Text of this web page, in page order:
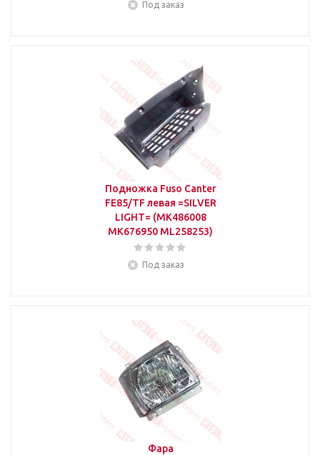
Под заказ
Подножка Fuso Canter
FE85/TF левая =SILVER
LIGHT= (MK486008
MK676950 ML258253)
Под заказ
Фара